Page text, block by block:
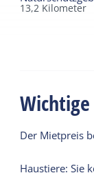
13,2 Kilometer
Der Mietpreis
Haustiere: Sie